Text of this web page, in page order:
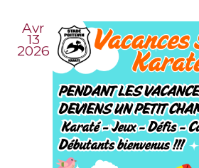
Avr
13
2026